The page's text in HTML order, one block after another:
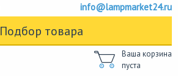
info@lampmarket24.ru
Подбор товара
Ваша корзина
пуста